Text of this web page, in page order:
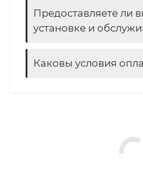
Предоставляете ли
установке и
Каковы условия